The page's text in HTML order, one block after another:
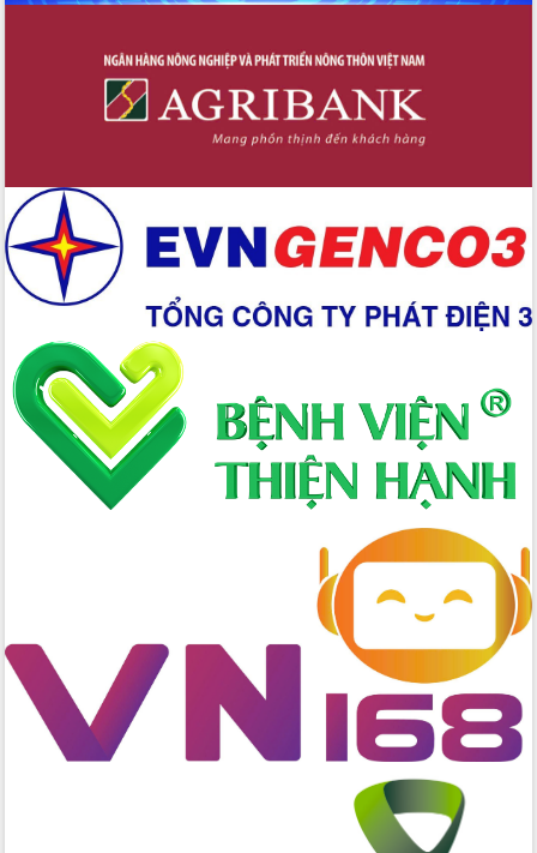
đấu có 77% xã đạt chuẩn nông thôn
Chuyển đổi số 'mở đường' cho nông
nghiệp Đắk Lắk tăng trưởng bứt phá
Triển khai đồng bộ đo đạc, lập hồ sơ
địa chính, hoàn thiện cơ sở dữ liệu đất
Ứng dụng sinh trắc học - Bước tiến
trong hành trình chuyển đổi số tại Đắk
Lắk
Đắk Lắk nâng cao hiệu quả công tác
Đảng từ Sổ tay đảng viên điện tử
Đắk Lắk đẩy mạnh nuôi biển công
nghệ, hướng tới phát triển thủy sản
bền vững
Tập huấn nâng cao năng lực triển khai
chuyển đổi số cho cán bộ, công chức
cấp xã
Đắk Lắk phát động hưởng ứng Ngày
Quyền của người tiêu dùng Việt Nam
Lương Văn Chánh năm 2026
Phó Bí thư Tỉnh ủy Đắk Lắk Đỗ Hữu
Huy giữ chức Bí thư Đảng ủy Ủy Ban
Nhân dân tỉnh
Bệnh án điện tử thúc đẩy chuyển đổi